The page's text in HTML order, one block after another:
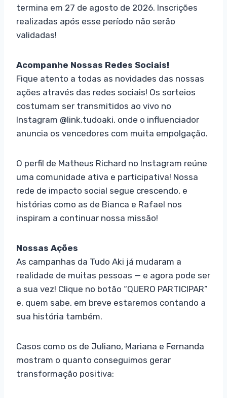
termina em 27 de agosto de 2026. Inscrições
realizadas após esse período não serão
validadas!
Acompanhe Nossas Redes Sociais!
Fique atento a todas as novidades das nossas
ações através das redes sociais! Os sorteios
costumam ser transmitidos ao vivo no
Instagram @link.tudoaki, onde o influenciador
anuncia os vencedores com muita empolgação.
O perfil de Matheus Richard no Instagram reúne
uma comunidade ativa e participativa! Nossa
rede de impacto social segue crescendo, e
histórias como as de Bianca e Rafael nos
inspiram a continuar nossa missão!
Nossas Ações
As campanhas da Tudo Aki já mudaram a
realidade de muitas pessoas — e agora pode ser
a sua vez! Clique no botão “QUERO PARTICIPAR”
e, quem sabe, em breve estaremos contando a
sua história também.
Casos como os de Juliano, Mariana e Fernanda
mostram o quanto conseguimos gerar
transformação positiva: